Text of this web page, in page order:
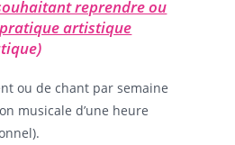
reprendre ou
artistique
ou de chant par semaine
musicale d’une heure